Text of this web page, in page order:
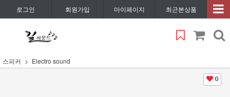
로그인 회원가입 마이페이지 최근본상품
스피커 Electro sound
0